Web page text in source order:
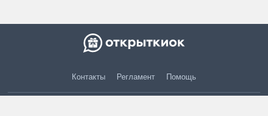
Контакты Регламент Помощь